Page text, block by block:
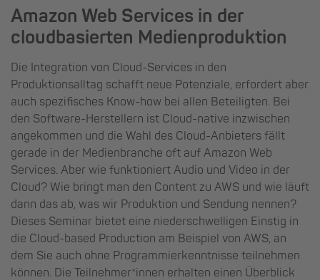
Amazon Web Services in der
cloudbasierten Medienproduktion
Die Integration von Cloud-Services in den
Produktionsalltag schafft neue Potenziale, erfordert aber
auch spezifisches Know-how bei allen Beteiligten. Bei
den Software-Herstellern ist Cloud-native inzwischen
angekommen und die Wahl des Cloud-Anbieters fällt
gerade in der Medienbranche oft auf Amazon Web
Services. Aber wie funktioniert Audio und Video in der
Cloud? Wie bringt man den Content zu AWS und wie läuft
dann das ab, was wir Produktion und Sendung nennen?
Dieses Seminar bietet eine niederschwelligen Einstig in
die Cloud-based Production am Beispiel von AWS, an
dem Sie auch ohne Programmierkenntnisse teilnehmen
können. Die Teilnehmer*innen erhalten einen Überblick